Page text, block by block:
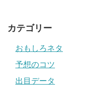
カテゴリー
おもしろネタ
予想のコツ
出目データ